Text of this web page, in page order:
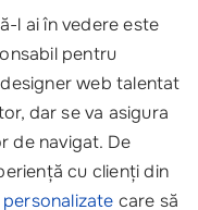
l ai în vedere este
pentru
web talentat
dar se va asigura
de navigat. De
cu clienți din
care să